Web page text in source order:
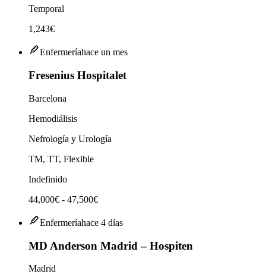
Temporal
1,243€
Enfermeríahace un mes
Fresenius Hospitalet
Barcelona
Hemodiálisis
Nefrología y Urología
TM, TT, Flexible
Indefinido
44,000€ - 47,500€
Enfermeríahace 4 días
MD Anderson Madrid – Hospiten
Madrid